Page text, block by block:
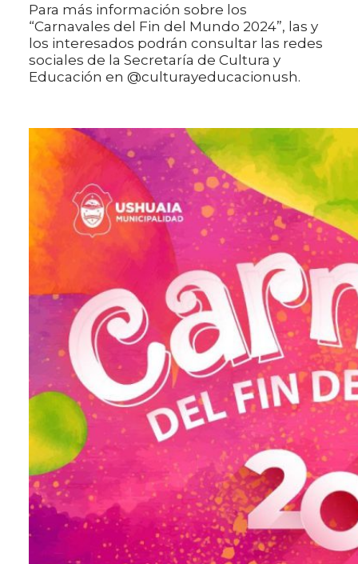
Para más información sobre los
“Carnavales del Fin del Mundo 2024”, las y
los interesados podrán consultar las redes
sociales de la Secretaría de Cultura y
Educación en @culturayeducacionush.